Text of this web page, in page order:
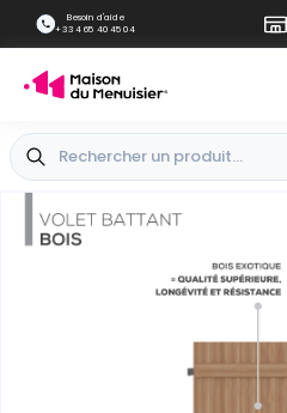
Besoin d'aide
+33 4 65 40 45 04